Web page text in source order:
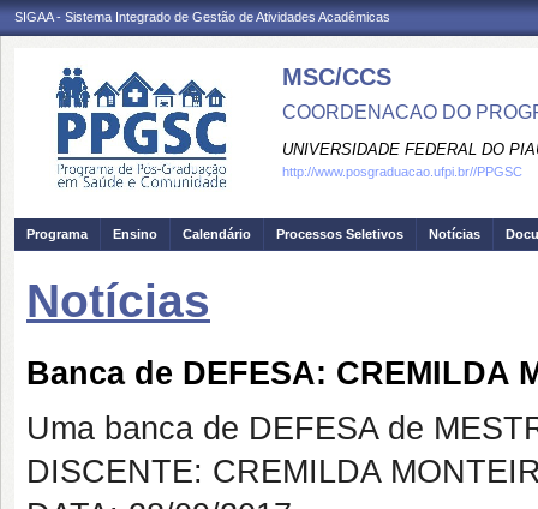
SIGAA - Sistema Integrado de Gestão de Atividades Acadêmicas
MSC/CCS
COORDENACAO DO
UNIVERSIDADE FEDERAL DO
http://www.posgraduacao.ufpi.br//PPGSC
Programa Ensino Calendário Processos Seletivos Notícias
Notícias
Banca de DEFESA: CREMILDA
Uma banca de DEFESA de
DISCENTE: CREMILDA